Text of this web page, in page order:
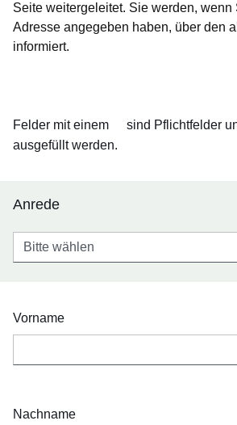
Seite weitergeleitet. Sie werden, wenn
Adresse angegeben haben, über den
informiert.
Felder mit einem
sind Pflichtfelder
ausgefüllt werden.
Anrede
Anrede
Vorname
Nachname